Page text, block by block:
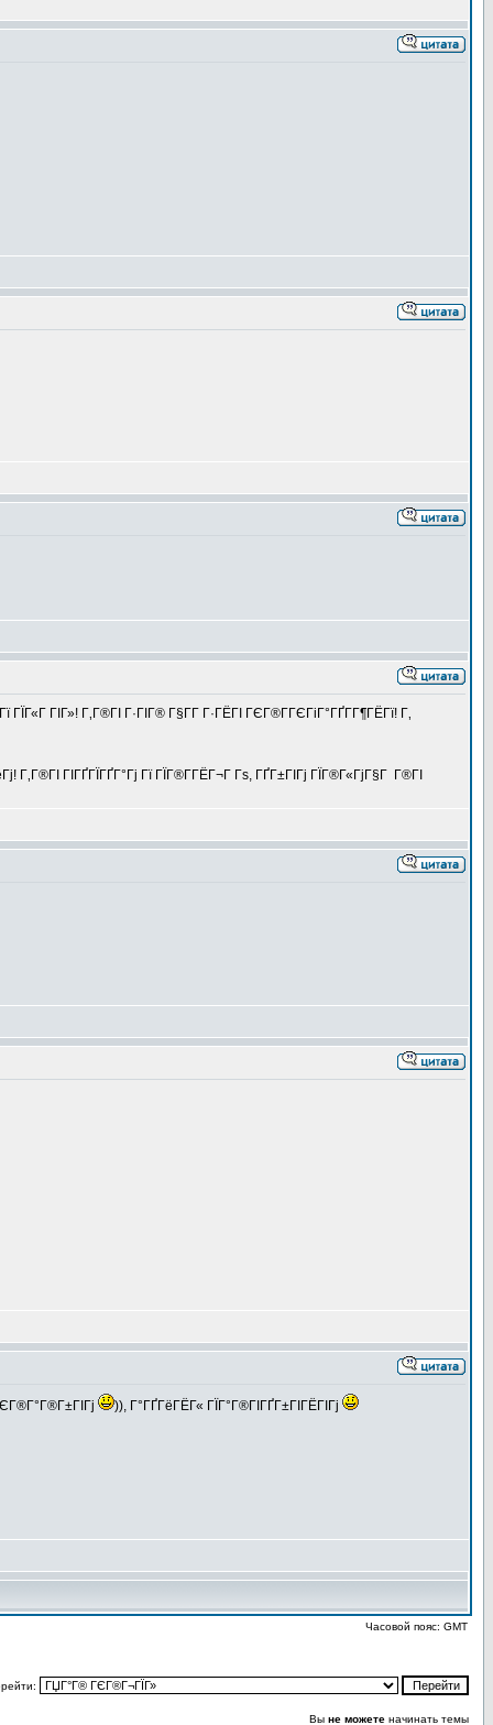
ГІГ»! Г‚Г®ГІ Г·ГІГ® Г§Г­Г Г·ГЁГІ ГЄГ®Г­ГЄГіГ°ГҐГ­Г¶ГЁГї! Г‚
ГІГҐГЇГҐГ°Гј Гї ГЇГ®Г­ГЁГ¬Г Гѕ, ГҐГ±ГІГј ГЇГ®Г«ГјГ§Г Г®ГІ
)), Г°ГҐГёГЁГ« ГЇГ°Г®ГІГҐГ±ГІГЁГІГј
Часовой пояс: GMT
Вы не можете начинать темы